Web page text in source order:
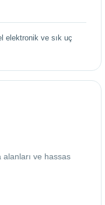
elektronik ve sık uç
ve hassas